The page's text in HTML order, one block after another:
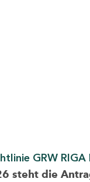
GRW RIGA
steht die